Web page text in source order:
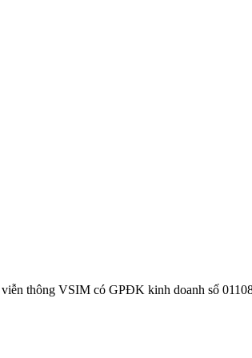
thông VSIM có GPĐK kinh doanh số